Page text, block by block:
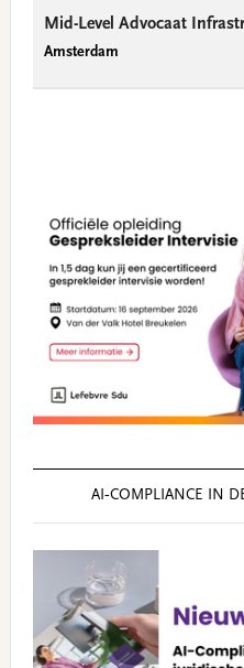
Mid-Level Advocaat
Amsterdam
AI‑COMPLIANCE IN